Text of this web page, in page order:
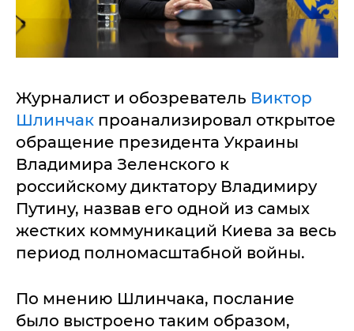
Журналист и обозреватель Виктор
Шлинчак проанализировал открытое
обращение президента Украины
Владимира Зеленского к
российскому диктатору Владимиру
Путину, назвав его одной из самых
жестких коммуникаций Киева за весь
период полномасштабной войны.
По мнению Шлинчака, послание
было выстроено таким образом,